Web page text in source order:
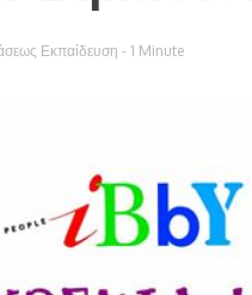
Εκπαίδευση - 1 Minute